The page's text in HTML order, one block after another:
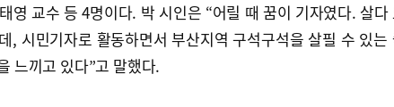
영 교수 등 4명이다. 박 시인은 “어릴 때 꿈이 기자였다. 살다
, 시민기자로 활동하면서 부산지역 구석구석을 살필 수 있는
느끼고 있다”고 말했다.